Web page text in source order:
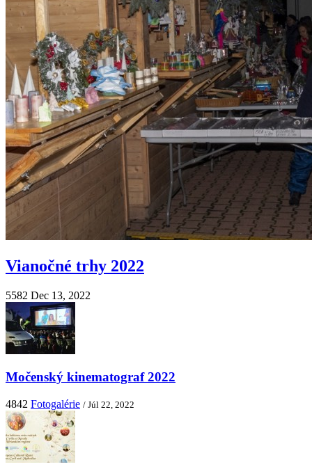
Vianočné trhy 2022
5582 Dec 13, 2022
Močenský kinematograf 2022
4842 Fotogalérie / Júl 22, 2022